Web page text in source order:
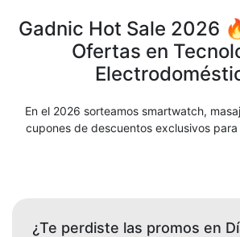
Gadnic Hot Sale 2026
Ofertas en
En el 2026 sorteamos smartwatch,
cupones de descuentos exclusivos
¿Te perdiste las promos en